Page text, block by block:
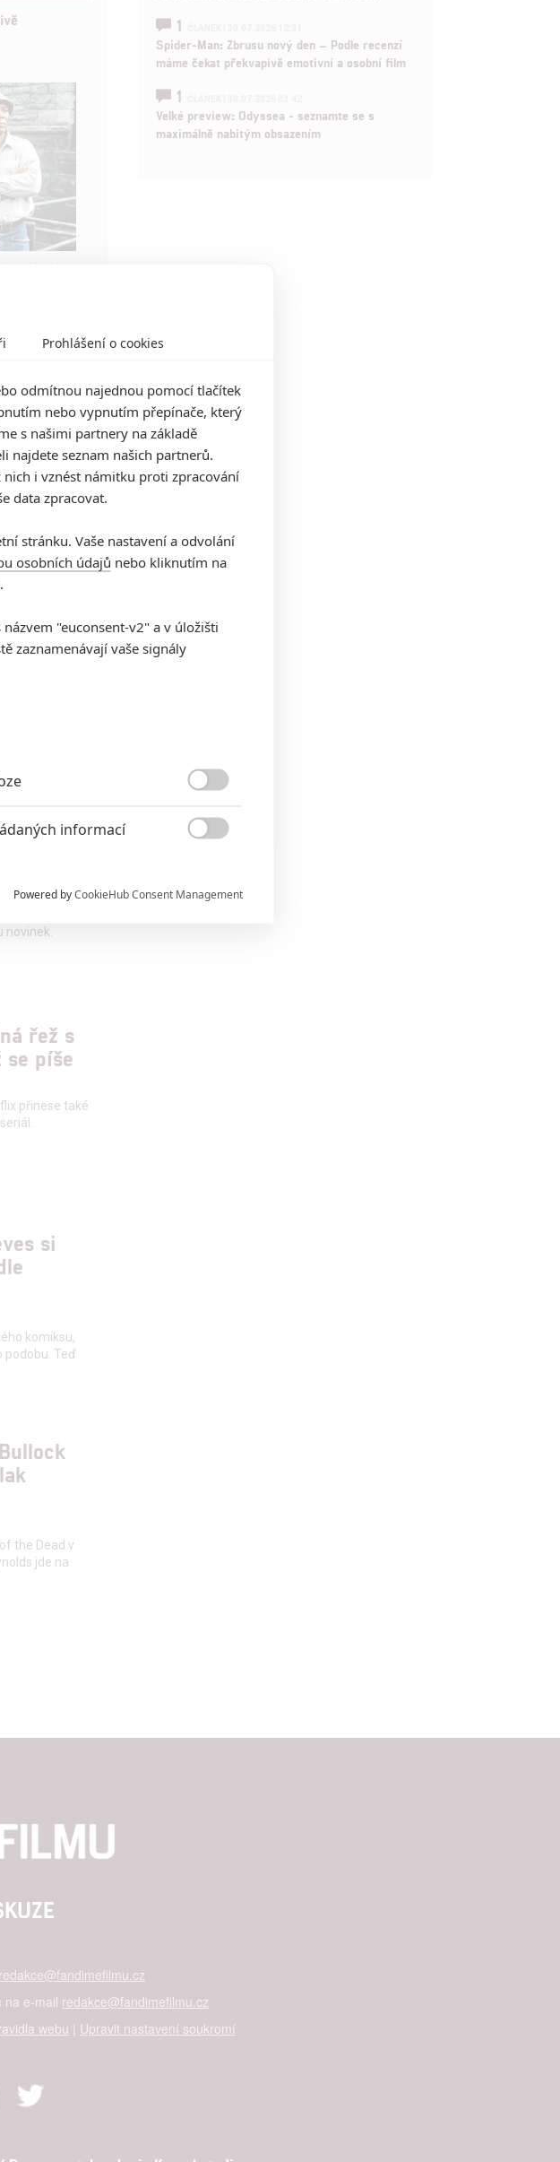
stačí mít
se na
chystají
či
film pro
2022:
programu
řež s
se píše
přinese také
si
komiksu,
podobu. Teď
the Dead v
jde na
1
Spider-Man: Zbrusu nový den – Podle recenzí
máme čekat překvapivě emotivní a osobní film
1
Velké preview: Odyssea - seznamte se s
maximálně nabitým obsazením
redakce@fandimefilmu.cz
na e-mail redakce@fandimefilmu.cz
webu | Upravit nastavení soukromí
Prohlášení o cookies
odmítnou najednou pomocí tlačítek
nebo vypnutím přepínače, který
s našimi partnery na základě
najdete seznam našich partnerů.
i vznést námitku proti zpracování
data zpracovat.
stránku. Vaše nastavení a odvolání
osobních údajů nebo kliknutím na
"euconsent-v2" a v úložišti
zaznamenávají vaše signály
informací

reklamy
dáváte nám i našim partnerům
podvodů a odstraňování chyb,
Powered byCookieHub Consent Management